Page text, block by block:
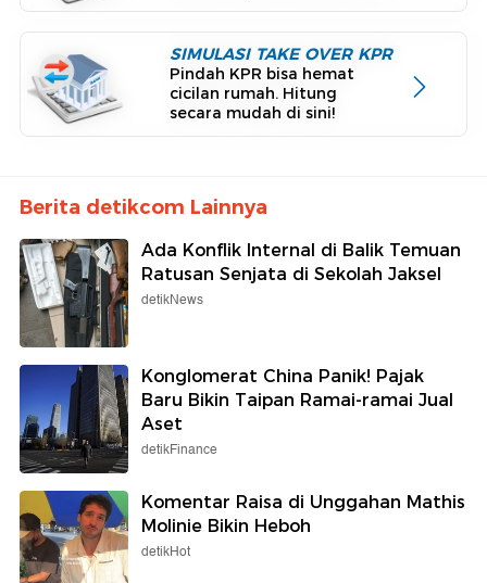
SIMULASI TAKE OVER KPR
Pindah KPR bisa hemat
cicilan rumah. Hitung
secara mudah di sini!
Berita detikcom Lainnya
Ada Konflik Internal di Balik Temuan
Ratusan Senjata di Sekolah Jaksel
detikNews
Konglomerat China Panik! Pajak
Baru Bikin Taipan Ramai-ramai Jual
Aset
detikFinance
Komentar Raisa di Unggahan Mathis
Molinie Bikin Heboh
detikHot